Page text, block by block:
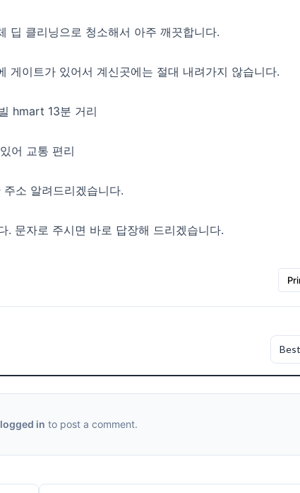
딥 클리닝으로 청소해서 아주 깨끗합니다.
게이트가 있어서 계신곳에는 절대 내려가지 않습니다.
hmart 13분 거리
어 교통 편리
소 알려드리겠습니다.
문자로 주시면 바로 답장해 드리겠습니다.
logged in to post a comment.